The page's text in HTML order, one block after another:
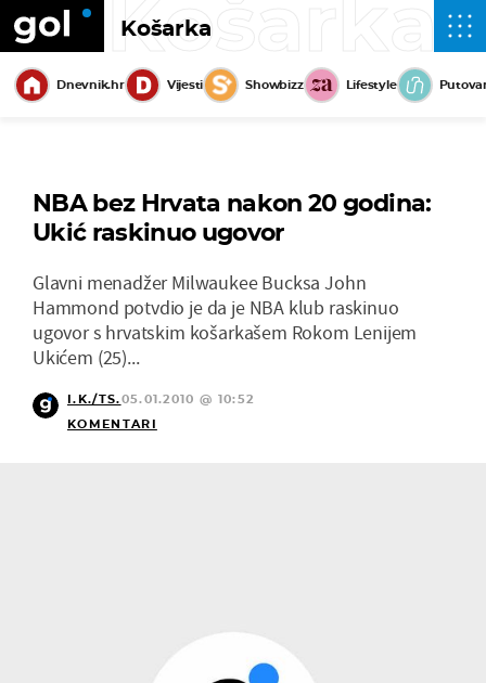
Košarka
Košarka
Dnevnik.hr Vijesti Showbizz Lifestyle
NBA bez Hrvata nakon 20 godina:
Ukić raskinuo ugovor
Glavni menadžer Milwaukee Bucksa John
Hammond potvdio je da je NBA klub raskinuo
ugovor s hrvatskim košarkašem Rokom Lenijem
Ukićem (25)...
I.K./TS.05.01.2010 @ 10:52
KOMENTARI